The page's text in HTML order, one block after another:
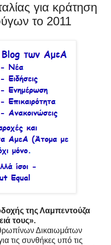
για κράτηση
το 2011
της Λαμπεντούζα
τους».
Δικαιωμάτων
τις συνθήκες υπό τις